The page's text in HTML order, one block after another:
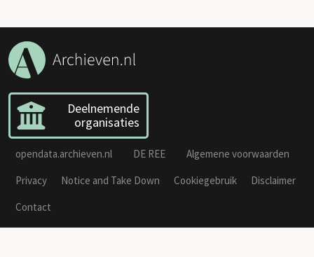
Deelnemende
organisaties
opendata.archieven.nl DE REE
Algemene voorwaarden
Privacy
Notice and Take Down Cookiegebruik
Disclaimer
Contact